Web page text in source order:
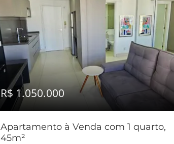
R$ 1.050.000
Apartamento à Venda com 1 quarto,
45m²